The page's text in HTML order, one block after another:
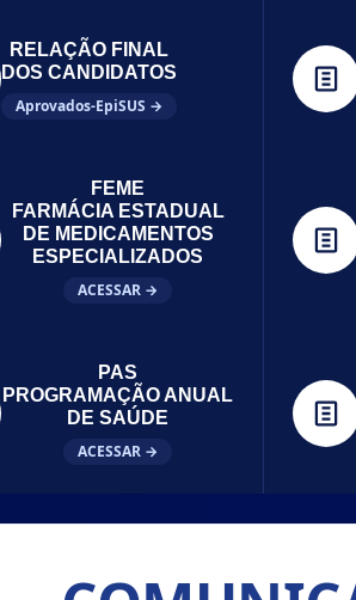
RELAÇÃO FINAL
DOS CANDIDATOS
Aprovados-EpiSUS →
FEME
FARMÁCIA ESTADUAL
DE MEDICAMENTOS
ESPECIALIZADOS
ACESSAR →
PAS
PROGRAMAÇÃO ANUAL
DE SAÚDE
ACESSAR →